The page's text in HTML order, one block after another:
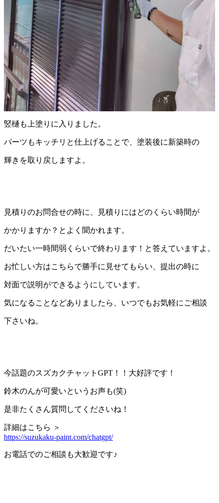
竪樋も上塗りに入りました。
パーツもキッチリと仕上げることで、塗装後に新築時の
輝きを取り戻しますよ。
見積りのお問合せの時に、見積りにはどのくらい時間が
かかりますか？とよく聞かれます。
だいたい一時間弱くらいで終わります！と答えていますよ。
お忙しい方はこちらで勝手に見せてもらい、提出の時に
対面で説明ができるようにしています。
気になることなどありましたら、いつでもお気軽にご相談
下さいね。
今話題のスズカクチャットGPT！！大好評です！
鈴木のんが可愛いというお声も(笑)
是非たくさん質問してくださいね！
詳細はこちら ＞
https://suzukaku-paint.com/chatgpt/
お電話でのご相談も大歓迎です♪